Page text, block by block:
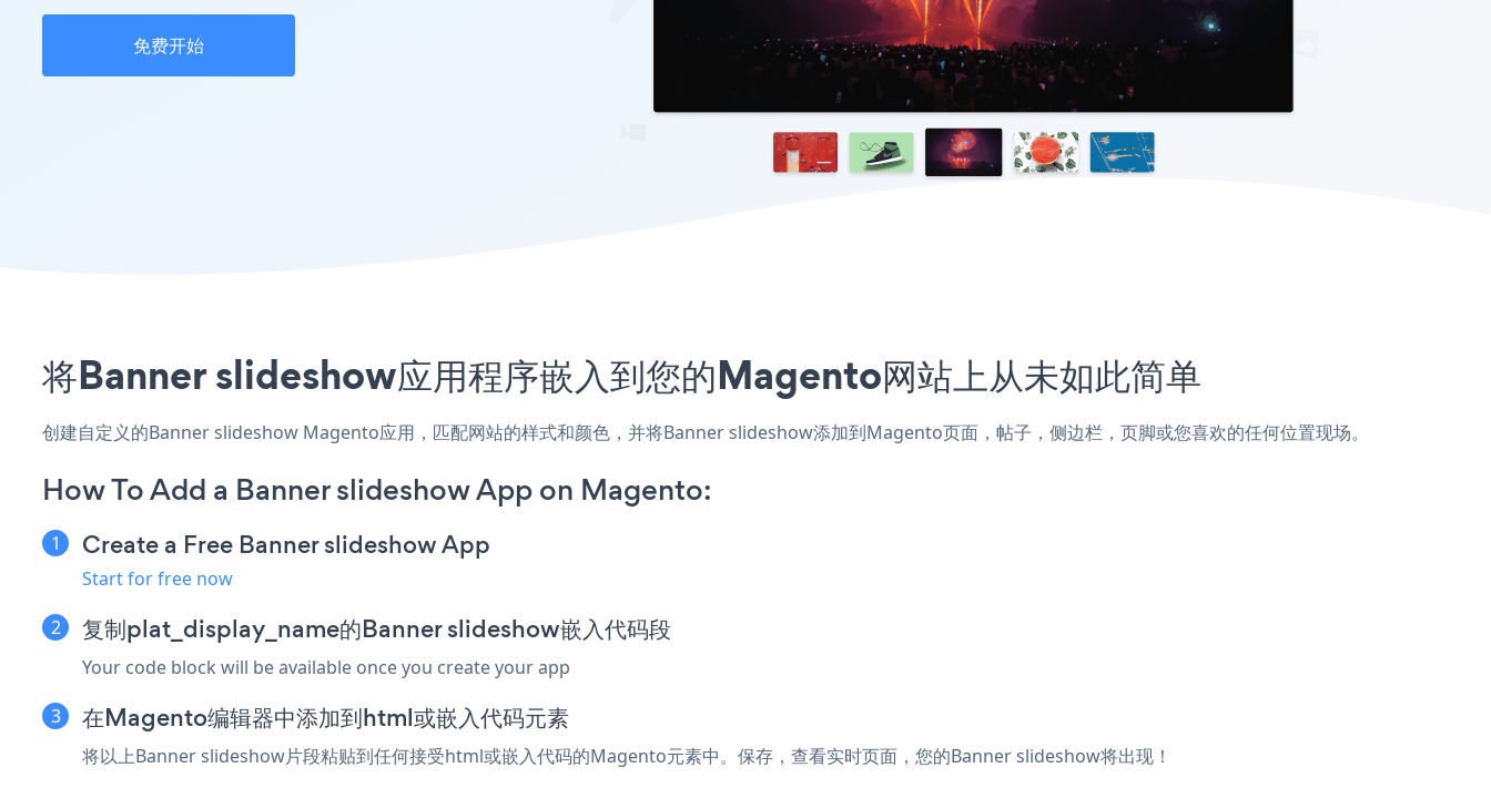
免费开始
将Banner slideshow应用程序嵌入到您的Magento网站上从未如此简单
创建自定义的Banner slideshow Magento应用，匹配网站的样式和颜色，并将Banner slideshow添加到Magento页面，帖子，侧边栏，页脚或您喜欢的任何位置现场。
How To Add a Banner slideshow App on Magento:
Create a Free Banner slideshow App
Start for free now
复制plat_display_name的Banner slideshow嵌入代码段
Your code block will be available once you create your app
在Magento编辑器中添加到html或嵌入代码元素
将以上Banner slideshow片段粘贴到任何接受html或嵌入代码的Magento元素中。保存，查看实时页面，您的Banner slideshow将出现！